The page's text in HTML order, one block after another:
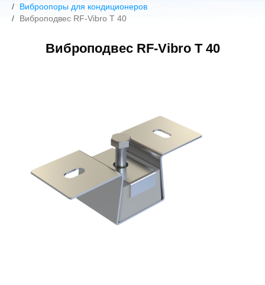
Виброопоры для кондиционеров
Виброподвес RF-Vibro T 40
Виброподвес RF-Vibro T 40